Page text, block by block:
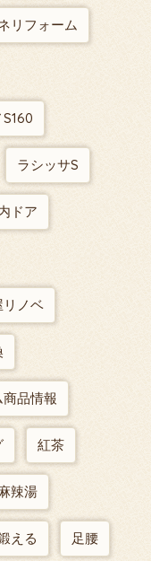
リフォーム
ラシッサS
ドア
リノベ
商品情報
紅茶
辣湯
える 足腰